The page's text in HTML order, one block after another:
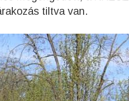
tiltva van.